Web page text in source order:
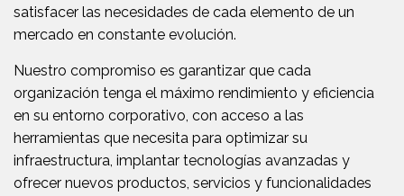
satisfacer las necesidades de cada elemento de un
mercado en constante evolución.
Nuestro compromiso es garantizar que cada
organización tenga el máximo rendimiento y eficiencia
en su entorno corporativo, con acceso a las
herramientas que necesita para optimizar su
infraestructura, implantar tecnologías avanzadas y
ofrecer nuevos productos, servicios y funcionalidades